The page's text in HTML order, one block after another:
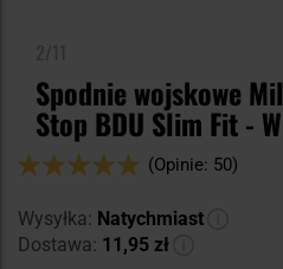
Spodnie wojskowe
Stop BDU Slim Fit -
Ocena:
(Opinie: 50)
Wysyłka: Natychmiast
Dostawa: 11,95 zł